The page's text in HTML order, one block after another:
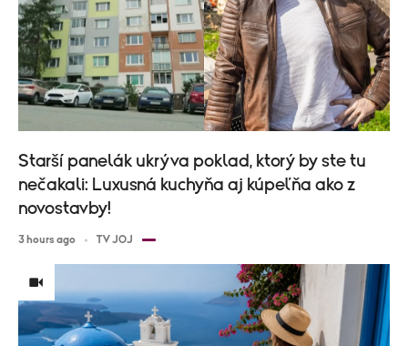
Starší panelák ukrýva poklad, ktorý by ste tu
nečakali: Luxusná kuchyňa aj kúpeľňa ako z
novostavby!
3 hours ago TV JOJ